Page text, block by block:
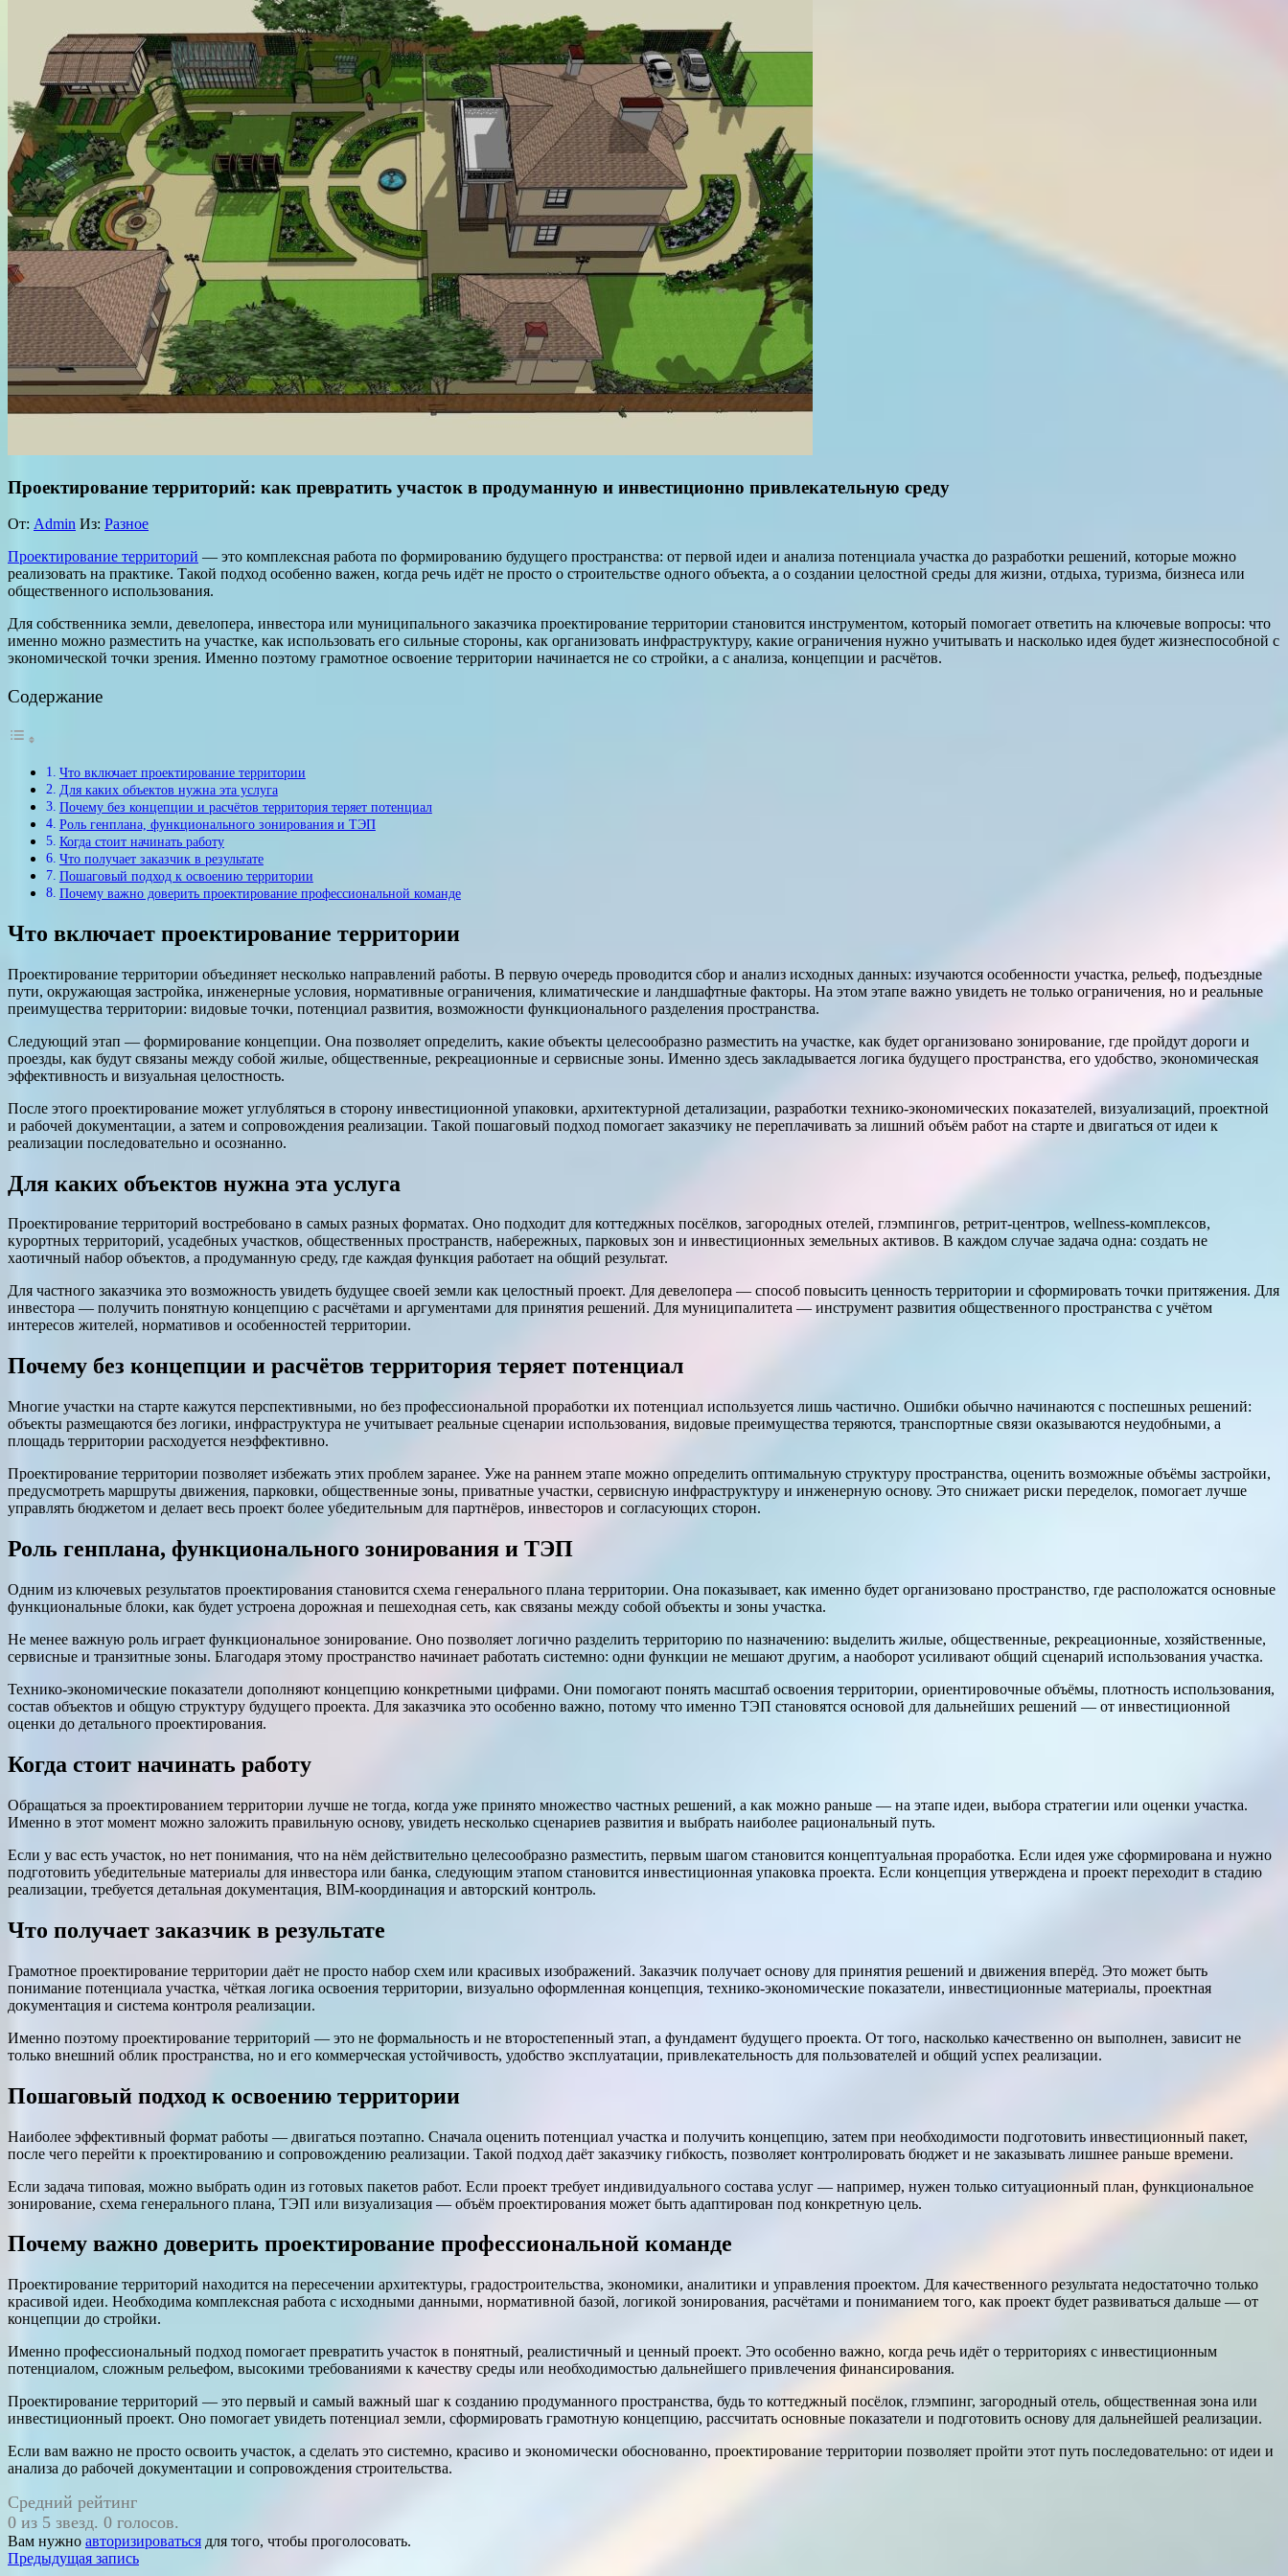
Проектирование территорий: как превратить участок в продуманную и инвестиционно привлекательную среду
От: Admin Из: Разное
Проектирование территорий — это комплексная работа по формированию будущего пространства: от первой идеи и анализа потенциала участка до разработки решений, которые можно
реализовать на практике. Такой подход особенно важен, когда речь идёт не просто о строительстве одного объекта, а о создании целостной среды для жизни, отдыха, туризма, бизнеса или
общественного использования.
Для собственника земли, девелопера, инвестора или муниципального заказчика проектирование территории становится инструментом, который помогает ответить на ключевые вопросы: что
именно можно разместить на участке, как использовать его сильные стороны, как организовать инфраструктуру, какие ограничения нужно учитывать и насколько идея будет жизнеспособной с
экономической точки зрения. Именно поэтому грамотное освоение территории начинается не со стройки, а с анализа, концепции и расчётов.
Содержание
Что включает проектирование территории
Для каких объектов нужна эта услуга
Почему без концепции и расчётов территория теряет потенциал
Роль генплана, функционального зонирования и ТЭП
Когда стоит начинать работу
Что получает заказчик в результате
Пошаговый подход к освоению территории
Почему важно доверить проектирование профессиональной команде
Что включает проектирование территории
Проектирование территории объединяет несколько направлений работы. В первую очередь проводится сбор и анализ исходных данных: изучаются особенности участка, рельеф, подъездные
пути, окружающая застройка, инженерные условия, нормативные ограничения, климатические и ландшафтные факторы. На этом этапе важно увидеть не только ограничения, но и реальные
преимущества территории: видовые точки, потенциал развития, возможности функционального разделения пространства.
Следующий этап — формирование концепции. Она позволяет определить, какие объекты целесообразно разместить на участке, как будет организовано зонирование, где пройдут дороги и
проезды, как будут связаны между собой жилые, общественные, рекреационные и сервисные зоны. Именно здесь закладывается логика будущего пространства, его удобство, экономическая
эффективность и визуальная целостность.
После этого проектирование может углубляться в сторону инвестиционной упаковки, архитектурной детализации, разработки технико-экономических показателей, визуализаций, проектной
и рабочей документации, а затем и сопровождения реализации. Такой пошаговый подход помогает заказчику не переплачивать за лишний объём работ на старте и двигаться от идеи к
реализации последовательно и осознанно.
Для каких объектов нужна эта услуга
Проектирование территорий востребовано в самых разных форматах. Оно подходит для коттеджных посёлков, загородных отелей, глэмпингов, ретрит-центров, wellness-комплексов,
курортных территорий, усадебных участков, общественных пространств, набережных, парковых зон и инвестиционных земельных активов. В каждом случае задача одна: создать не
хаотичный набор объектов, а продуманную среду, где каждая функция работает на общий результат.
Для частного заказчика это возможность увидеть будущее своей земли как целостный проект. Для девелопера — способ повысить ценность территории и сформировать точки притяжения. Для
инвестора — получить понятную концепцию с расчётами и аргументами для принятия решений. Для муниципалитета — инструмент развития общественного пространства с учётом
интересов жителей, нормативов и особенностей территории.
Почему без концепции и расчётов территория теряет потенциал
Многие участки на старте кажутся перспективными, но без профессиональной проработки их потенциал используется лишь частично. Ошибки обычно начинаются с поспешных решений:
объекты размещаются без логики, инфраструктура не учитывает реальные сценарии использования, видовые преимущества теряются, транспортные связи оказываются неудобными, а
площадь территории расходуется неэффективно.
Проектирование территории позволяет избежать этих проблем заранее. Уже на раннем этапе можно определить оптимальную структуру пространства, оценить возможные объёмы застройки,
предусмотреть маршруты движения, парковки, общественные зоны, приватные участки, сервисную инфраструктуру и инженерную основу. Это снижает риски переделок, помогает лучше
управлять бюджетом и делает весь проект более убедительным для партнёров, инвесторов и согласующих сторон.
Роль генплана, функционального зонирования и ТЭП
Одним из ключевых результатов проектирования становится схема генерального плана территории. Она показывает, как именно будет организовано пространство, где расположатся основные
функциональные блоки, как будет устроена дорожная и пешеходная сеть, как связаны между собой объекты и зоны участка.
Не менее важную роль играет функциональное зонирование. Оно позволяет логично разделить территорию по назначению: выделить жилые, общественные, рекреационные, хозяйственные,
сервисные и транзитные зоны. Благодаря этому пространство начинает работать системно: одни функции не мешают другим, а наоборот усиливают общий сценарий использования участка.
Технико-экономические показатели дополняют концепцию конкретными цифрами. Они помогают понять масштаб освоения территории, ориентировочные объёмы, плотность использования,
состав объектов и общую структуру будущего проекта. Для заказчика это особенно важно, потому что именно ТЭП становятся основой для дальнейших решений — от инвестиционной
оценки до детального проектирования.
Когда стоит начинать работу
Обращаться за проектированием территории лучше не тогда, когда уже принято множество частных решений, а как можно раньше — на этапе идеи, выбора стратегии или оценки участка.
Именно в этот момент можно заложить правильную основу, увидеть несколько сценариев развития и выбрать наиболее рациональный путь.
Если у вас есть участок, но нет понимания, что на нём действительно целесообразно разместить, первым шагом становится концептуальная проработка. Если идея уже сформирована и нужно
подготовить убедительные материалы для инвестора или банка, следующим этапом становится инвестиционная упаковка проекта. Если концепция утверждена и проект переходит в стадию
реализации, требуется детальная документация, BIM-координация и авторский контроль.
Что получает заказчик в результате
Грамотное проектирование территории даёт не просто набор схем или красивых изображений. Заказчик получает основу для принятия решений и движения вперёд. Это может быть
понимание потенциала участка, чёткая логика освоения территории, визуально оформленная концепция, технико-экономические показатели, инвестиционные материалы, проектная
документация и система контроля реализации.
Именно поэтому проектирование территорий — это не формальность и не второстепенный этап, а фундамент будущего проекта. От того, насколько качественно он выполнен, зависит не
только внешний облик пространства, но и его коммерческая устойчивость, удобство эксплуатации, привлекательность для пользователей и общий успех реализации.
Пошаговый подход к освоению территории
Наиболее эффективный формат работы — двигаться поэтапно. Сначала оценить потенциал участка и получить концепцию, затем при необходимости подготовить инвестиционный пакет,
после чего перейти к проектированию и сопровождению реализации. Такой подход даёт заказчику гибкость, позволяет контролировать бюджет и не заказывать лишнее раньше времени.
Если задача типовая, можно выбрать один из готовых пакетов работ. Если проект требует индивидуального состава услуг — например, нужен только ситуационный план, функциональное
зонирование, схема генерального плана, ТЭП или визуализация — объём проектирования может быть адаптирован под конкретную цель.
Почему важно доверить проектирование профессиональной команде
Проектирование территорий находится на пересечении архитектуры, градостроительства, экономики, аналитики и управления проектом. Для качественного результата недостаточно только
красивой идеи. Необходима комплексная работа с исходными данными, нормативной базой, логикой зонирования, расчётами и пониманием того, как проект будет развиваться дальше — от
концепции до стройки.
Именно профессиональный подход помогает превратить участок в понятный, реалистичный и ценный проект. Это особенно важно, когда речь идёт о территориях с инвестиционным
потенциалом, сложным рельефом, высокими требованиями к качеству среды или необходимостью дальнейшего привлечения финансирования.
Проектирование территорий — это первый и самый важный шаг к созданию продуманного пространства, будь то коттеджный посёлок, глэмпинг, загородный отель, общественная зона или
инвестиционный проект. Оно помогает увидеть потенциал земли, сформировать грамотную концепцию, рассчитать основные показатели и подготовить основу для дальнейшей реализации.
Если вам важно не просто освоить участок, а сделать это системно, красиво и экономически обоснованно, проектирование территории позволяет пройти этот путь последовательно: от идеи и
анализа до рабочей документации и сопровождения строительства.
Средний рейтинг
0 из 5 звезд. 0 голосов.
Вам нужно авторизироваться для того, чтобы проголосовать.
Навигация
Предыдущая запись